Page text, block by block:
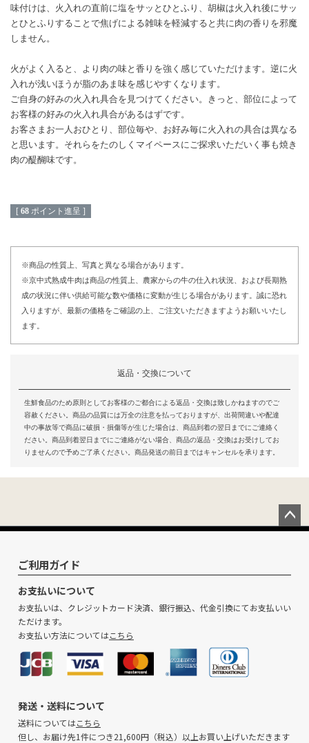
味付けは、火入れの直前に塩をサッとひとふり、胡椒は火入れ後にサッ
とひとふりすることで焦げによる雑味を軽減すると共に肉の香りを邪魔
しません。
火がよく入ると、より肉の味と香りを強く感じていただけます。逆に火
入れが浅いほうが脂のあま味を感じやすくなります。
ご自身の好みの火入れ具合を見つけてください。きっと、部位によって
お客様の好みの火入れ具合があるはずです。
お客さまお一人おひとり、部位毎や、お好み毎に火入れの具合は異なる
と思います。それらをたのしくマイペースにご探求いただいく事も焼き
肉の醍醐味です。
[ 68 ポイント進呈 ]
※商品の性質上、写真と異なる場合があります。
※京中式熟成牛肉は商品の性質上、農家からの牛の仕入れ状況、および長期熟
成の状況に伴い供給可能な数や価格に変動が生じる場合があります。誠に恐れ
入りますが、最新の価格をご確認の上、ご注文いただきますようお願いいたし
ます。
返品・交換について
生鮮食品のため原則としてお客様のご都合による返品・交換は致しかねますのでご
容赦ください。商品の品質には万全の注意を払っておりますが、出荷間違いや配達
中の事故等で商品に破損・損傷等が生じた場合は、商品到着の翌日までにご連絡く
ださい。商品到着翌日までにご連絡がない場合、商品の返品・交換はお受けしてお
りませんので予めご了承ください。商品発送の前日まではキャンセルを承ります。
ペー
へ
ご利用ガイド
お支払いについて
お支払いは、クレジットカード決済、銀行振込、代金引換にてお支払いい
ただけます。
お支払い方法についてはこちら
発送・送料について
送料についてはこちら
但し、お届け先1件につき21,600円（税込）以上お買い上げいただきます